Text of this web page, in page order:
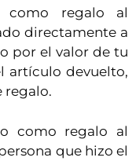
como regalo al
directamente a
por el valor de tu
artículo devuelto,
regalo.
como regalo al
que hizo el